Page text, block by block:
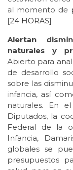
al momento de
[24 HORAS]
Alertan
naturales y
Abierto para
de desarrollo
sobre las
infancia, así
naturales. En
Diputados, la
Federal de la
Infancia,
globales se
presupuestos